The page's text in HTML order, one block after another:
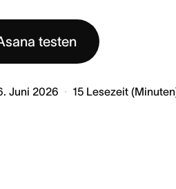
testen
Juni 2026 15 Lesezeit